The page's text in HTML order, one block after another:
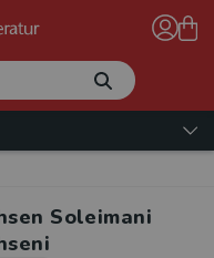
Soleimani